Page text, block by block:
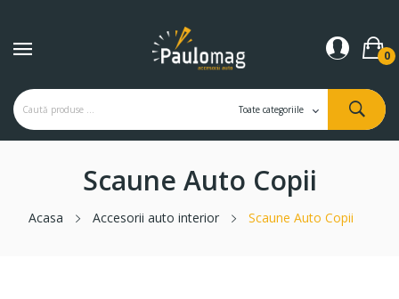
0
Scaune Auto Copii
Acasa Accesorii auto interior Scaune Auto Copii